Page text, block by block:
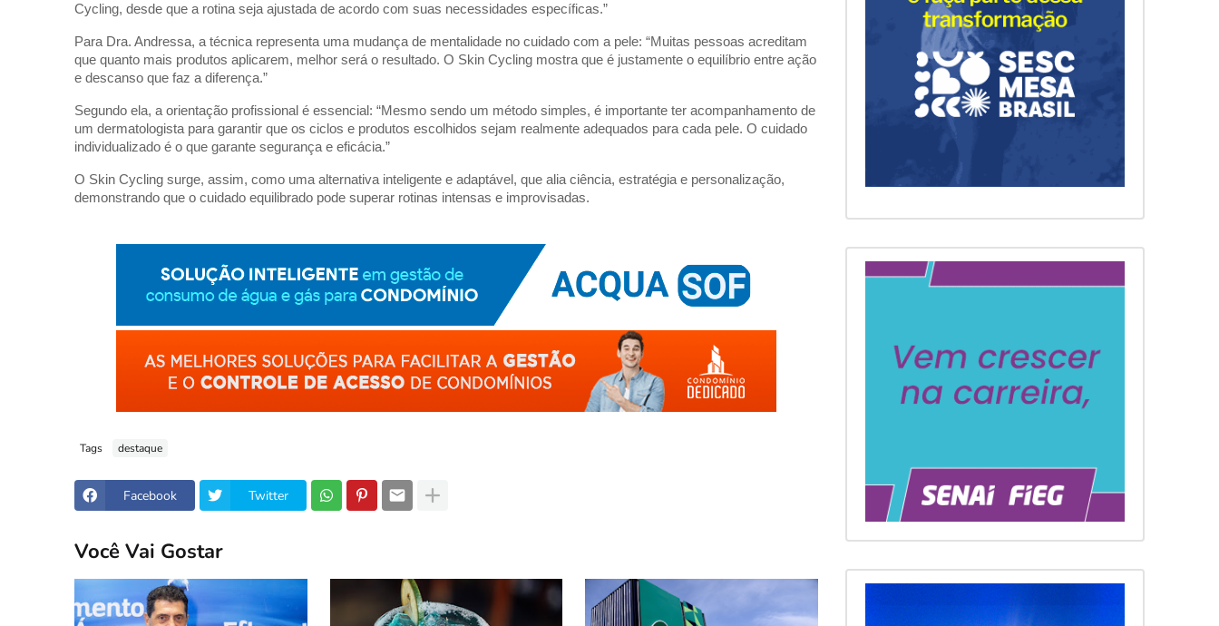
Cycling, desde que a rotina seja ajustada de acordo com suas necessidades específicas.”
Para Dra. Andressa, a técnica representa uma mudança de mentalidade no cuidado com a pele: “Muitas pessoas acreditam
que quanto mais produtos aplicarem, melhor será o resultado. O Skin Cycling mostra que é justamente o equilíbrio entre ação
e descanso que faz a diferença.”
Segundo ela, a orientação profissional é essencial: “Mesmo sendo um método simples, é importante ter acompanhamento de
um dermatologista para garantir que os ciclos e produtos escolhidos sejam realmente adequados para cada pele. O cuidado
individualizado é o que garante segurança e eficácia.”
O Skin Cycling surge, assim, como uma alternativa inteligente e adaptável, que alia ciência, estratégia e personalização,
demonstrando que o cuidado equilibrado pode superar rotinas intensas e improvisadas.
Tags destaque
Facebook Twitter
Você Vai Gostar